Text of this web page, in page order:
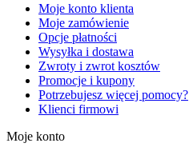
Moje konto klienta
Moje zamówienie
Opcje płatności
Wysyłka i dostawa
Zwroty i zwrot kosztów
Promocje i kupony
Potrzebujesz więcej pomocy?
Klienci firmowi
Moje konto